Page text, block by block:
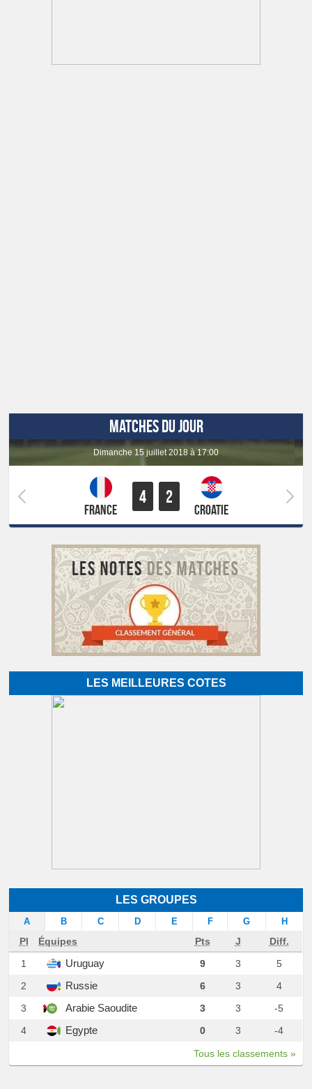
MATCHES DU JOUR
dimanche 15 juillet 2018 à 17:00
France
4 2
Croatie
LES MEILLEURES COTES
LES GROUPES
A B C D E F G H
Pl Équipes Pts J
Diff.
1
Uruguay 9 3
5
2
Russie 6 3
4
3
Arabie Saoudite 3 3
-5
4
Egypte 0 3 -4
Tous les classements »